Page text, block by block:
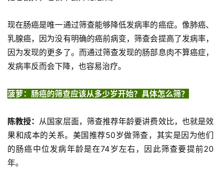
现在肠癌是唯一通过筛查能够降低发病率的癌症。像肺癌、
乳腺癌，因为没有明确的癌前病变，筛查会提高了发病率，
因为发现的更多了。而通过筛查发现的肠部息肉不算癌症，
发病率反而会下降，也容易治疗。
菠萝：肠癌的筛查应该从多少岁开始？具体怎么筛？
陈教授： 从国家层面，筛查推荐年龄要讲费效比，也就是效
果和成本的关系。美国推荐50岁做筛查，其实是因为他们
的肠癌中位发病年龄是在74岁左右，因此筛查要提前20
年。